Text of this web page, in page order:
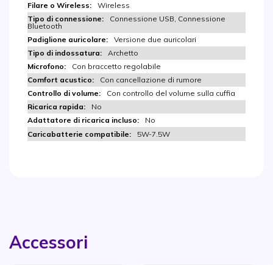
Wireless
Connessione USB, Connessione
Bluetooth
Versione due auricolari
Archetto
Con braccetto regolabile
Con cancellazione di rumore
Con controllo del volume sulla cuffia
No
No
5W-7.5W
Accessori